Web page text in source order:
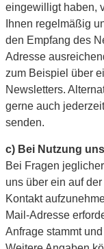
eingewilligt haben,
Ihnen regelmäßig
den Empfang des
Adresse
zum Beispiel über
Newsletters.
gerne auch
senden.
c) Bei Nutzung
Bei Fragen
uns über ein auf
Kontakt
Mail-Adresse
Anfrage stammt